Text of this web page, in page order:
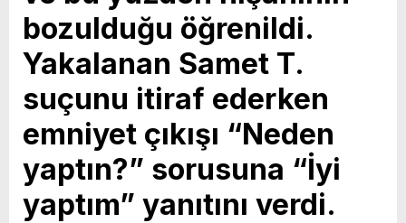
bozulduğu öğrenildi.
Yakalanan Samet T.
suçunu itiraf ederken
emniyet çıkışı “Neden
yaptın?” sorusuna “İyi
yaptım” yanıtını verdi.